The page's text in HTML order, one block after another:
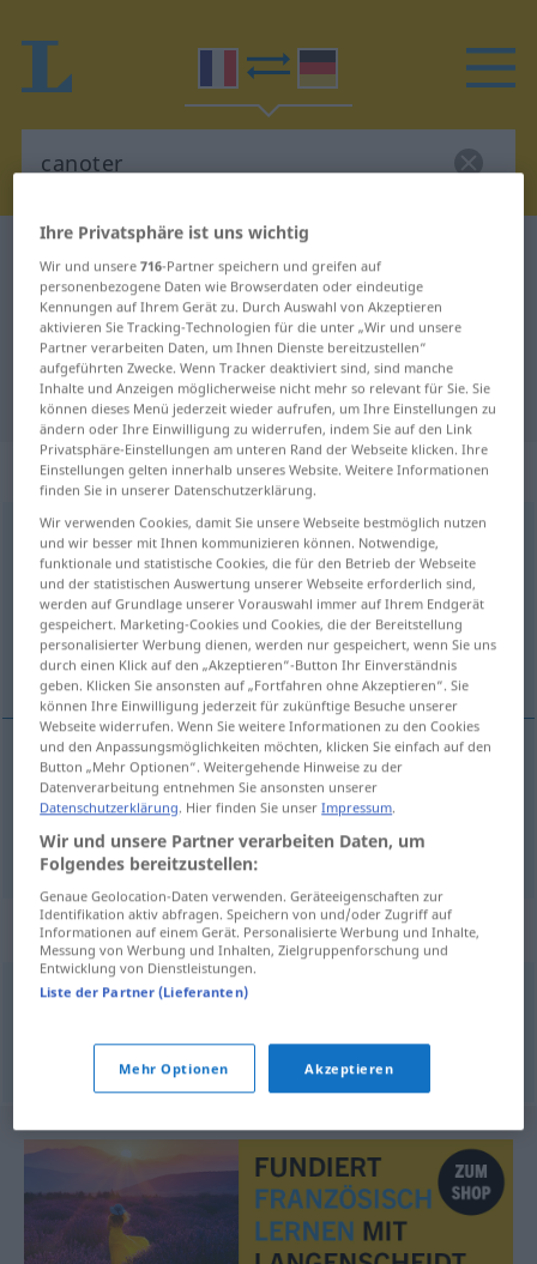
Französisch-Deutsch Übersetzung
für "canoter"
"canoter" Deutsch Übersetzung
„canoter“: verbe intransitif
canoter [kanɔte]v/i
Übersicht aller Übersetzungen
(Für mehr Details die Übersetzung anklicken/antippen)
Kahn fahren, rudern
Kahnfahren canoter
rudern canoter
Synonyme für "canoter"
© myThes Dicollecte
Ihre Privatsphäre ist uns wichtig
Wir und unsere716-Partner speichern und greifen auf
personenbezogene Daten wie Browserdaten oder eindeutige
Kennungen auf Ihrem Gerät zu. Durch Auswahl von Akzeptieren
aktivieren Sie Tracking-Technologien für die unter „Wir und unsere
Partner verarbeiten Daten, um Ihnen Dienste bereitzustellen“
aufgeführten Zwecke. Wenn Tracker deaktiviert sind, sind manche
Inhalte und Anzeigen möglicherweise nicht mehr so relevant für Sie. Sie
können dieses Menü jederzeit wieder aufrufen, um Ihre Einstellungen zu
ändern oder Ihre Einwilligung zu widerrufen, indem Sie auf den Link
Privatsphäre-Einstellungen am unteren Rand der Webseite klicken. Ihre
Einstellungen gelten innerhalb unseres Website. Weitere Informationen
finden Sie in unserer Datenschutzerklärung.
Wir verwenden Cookies, damit Sie unsere Webseite bestmöglich nutzen
und wir besser mit Ihnen kommunizieren können. Notwendige,
funktionale und statistische Cookies, die für den Betrieb der Webseite
und der statistischen Auswertung unserer Webseite erforderlich sind,
werden auf Grundlage unserer Vorauswahl immer auf Ihrem Endgerät
gespeichert. Marketing-Cookies und Cookies, die der Bereitstellung
personalisierter Werbung dienen, werden nur gespeichert, wenn Sie uns
durch einen Klick auf den „Akzeptieren“-Button Ihr Einverständnis
geben. Klicken Sie ansonsten auf „Fortfahren ohne Akzeptieren“. Sie
können Ihre Einwilligung jederzeit für zukünftige Besuche unserer
Webseite widerrufen. Wenn Sie weitere Informationen zu den Cookies
und den Anpassungsmöglichkeiten möchten, klicken Sie einfach auf den
Button „Mehr Optionen“. Weitergehende Hinweise zu der
Datenverarbeitung entnehmen Sie ansonsten unserer
Datenschutzerklärung. Hier finden Sie unserImpressum.
Wir und unsere Partner verarbeiten Daten, um
Folgendes bereitzustellen:
Genaue Geolocation-Daten verwenden. Geräteeigenschaften zur
Identifikation aktiv abfragen. Speichern von und/oder Zugriff auf
Informationen auf einem Gerät. Personalisierte Werbung und Inhalte,
Messung von Werbung und Inhalten, Zielgruppenforschung und
Entwicklung von Dienstleistungen.
Liste der Partner (Lieferanten)
Mehr Optionen Akzeptieren